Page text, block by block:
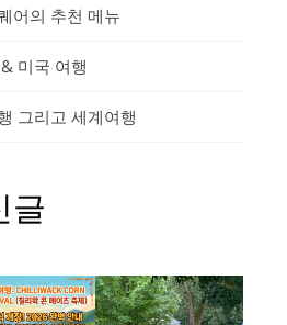
어의 추천 메뉴
미국 여행
그리고 세계여행
글